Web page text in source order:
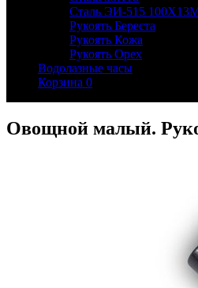
Сталь ЭИ-515
Рукоять Береста
Рукоять Кожа
Рукоять Орех
Водолазные часы
Корзина 0
Овощной малый.